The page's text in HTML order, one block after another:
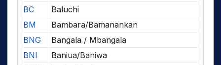
BC
Baluchi
BM
Bambara/Bamanankan
BNG
Bangala / Mbangala
BNI
Baniua/Baniwa